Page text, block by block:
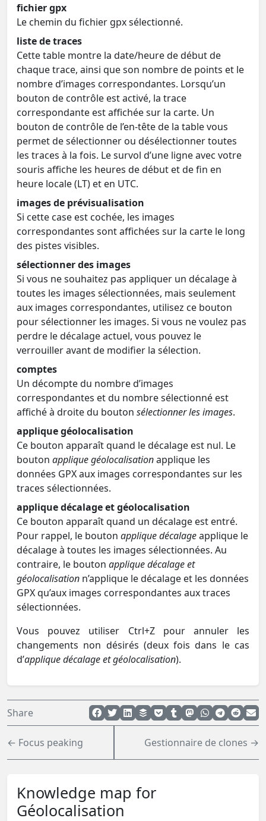
fichier gpx
Le chemin du fichier gpx sélectionné.
liste de traces
Cette table montre la date/heure de début de
chaque trace, ainsi que son nombre de points et le
nombre d’images correspondantes. Lorsqu’un
bouton de contrôle est activé, la trace
correspondante est affichée sur la carte. Un
bouton de contrôle de l’en-tête de la table vous
permet de sélectionner ou désélectionner toutes
les traces à la fois. Le survol d’une ligne avec votre
souris affiche les heures de début et de fin en
heure locale (LT) et en UTC.
images de prévisualisation
Si cette case est cochée, les images
correspondantes sont affichées sur la carte le long
des pistes visibles.
sélectionner des images
Si vous ne souhaitez pas appliquer un décalage à
toutes les images sélectionnées, mais seulement
aux images correspondantes, utilisez ce bouton
pour sélectionner les images. Si vous ne voulez pas
perdre le décalage actuel, vous pouvez le
verrouiller avant de modifier la sélection.
comptes
Un décompte du nombre d’images
correspondantes et du nombre sélectionné est
affiché à droite du bouton sélectionner les images.
applique géolocalisation
Ce bouton apparaît quand le décalage est nul. Le
bouton applique géolocalisationapplique les
données GPX aux images correspondantes sur les
traces sélectionnées.
applique décalage et géolocalisation
Ce bouton apparaît quand un décalage est entré.
Pour rappel, le bouton applique décalageapplique le
décalage à toutes les images sélectionnées. Au
contraire, le bouton applique décalage et
géolocalisation n’applique le décalage et les données
GPX qu’aux images correspondantes aux traces
sélectionnées.
Vous pouvez utiliser Ctrl+Z pour annuler les
changements non désirés (deux fois dans le cas
d’applique décalage et géolocalisation).
Share
← Focus peaking Gestionnaire de clones →
Knowledge map for
Géolocalisation